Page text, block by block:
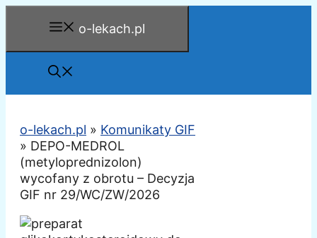
o-lekach.pl
o-lekach.pl » Komunikaty GIF
» DEPO-MEDROL
(metyloprednizolon)
wycofany z obrotu – Decyzja
GIF nr 29/WC/ZW/2026